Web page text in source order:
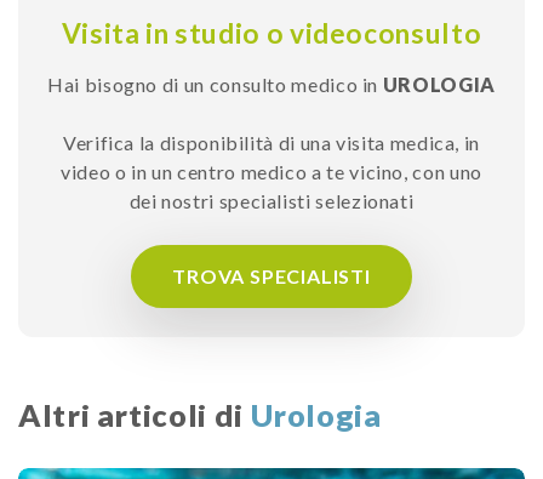
Visita in studio o videoconsulto
Hai bisogno di un consulto medico in UROLOGIA
Verifica la disponibilità di una visita medica, in
video o in un centro medico a te vicino, con uno
dei nostri specialisti selezionati
TROVA SPECIALISTI
Altri articoli di Urologia